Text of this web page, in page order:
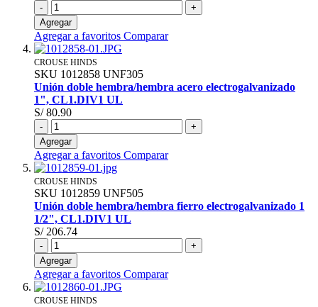
-
+
Agregar
Agregar a favoritos Comparar
CROUSE HINDS
SKU 1012858 UNF305
Unión doble hembra/hembra acero electrogalvanizado
1", CL1.DIV1 UL
S/ 80.90
-
+
Agregar
Agregar a favoritos Comparar
CROUSE HINDS
SKU 1012859 UNF505
Unión doble hembra/hembra fierro electrogalvanizado 1
1/2", CL1.DIV1 UL
S/ 206.74
-
+
Agregar
Agregar a favoritos Comparar
CROUSE HINDS